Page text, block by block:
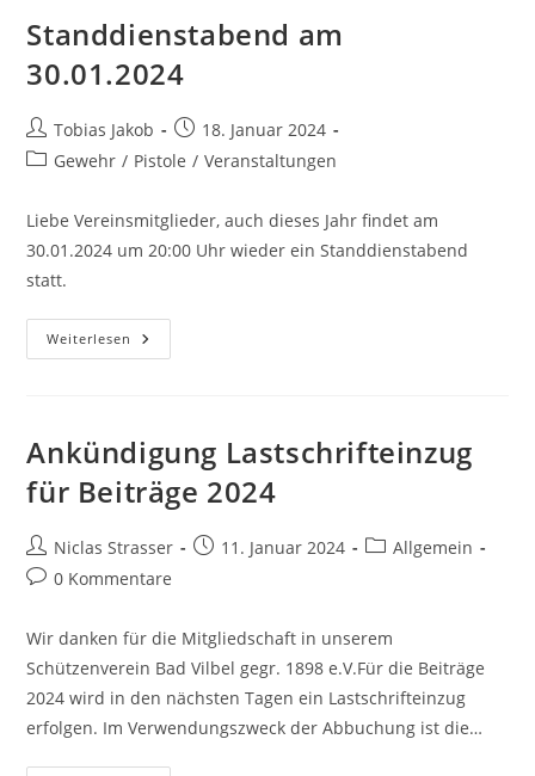
Standdienstabend am
30.01.2024
Tobias Jakob
18. Januar 2024
Gewehr / Pistole / Veranstaltungen
Liebe Vereinsmitglieder, auch dieses Jahr findet am
30.01.2024 um 20:00 Uhr wieder ein Standdienstabend
statt.
Weiterlesen
Ankündigung Lastschrifteinzug
für Beiträge 2024
Niclas Strasser 11. Januar 2024
Allgemein
0 Kommentare
Wir danken für die Mitgliedschaft in unserem
Schützenverein Bad Vilbel gegr. 1898 e.V.Für die Beiträge
2024 wird in den nächsten Tagen ein Lastschrifteinzug
erfolgen. Im Verwendungszweck der Abbuchung ist die…